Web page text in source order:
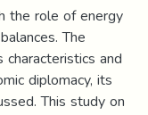
the role of energy
The
and
diplomacy, its
This study on